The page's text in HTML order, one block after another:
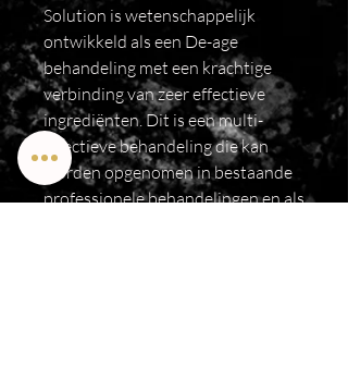
Solution is wetenschappelijk
ontwikkeld als een De-age
behandeling met een krachtige
verbinding van zeer effectieve
ingrediënten. Dit is een multi-
effectieve behandeling die kan
worden opgenomen in bestaande
professionele behandelingen en als